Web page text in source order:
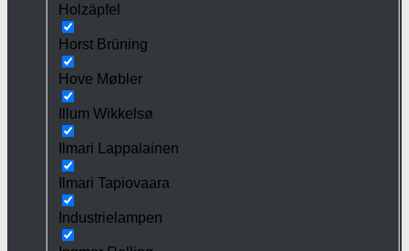
Holzäpfel
Horst Brüning
Hove Møbler
Illum Wikkelsø
Ilmari Lappalainen
Ilmari Tapiovaara
Industrielampen